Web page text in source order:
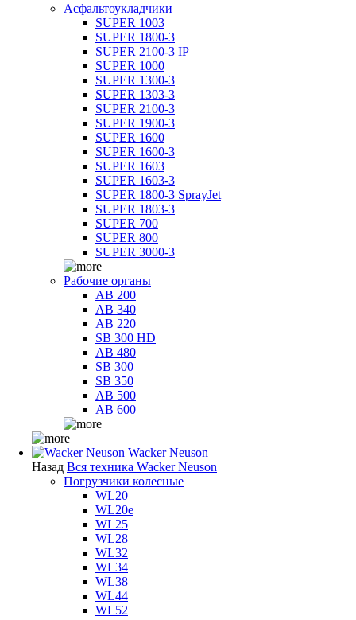
Асфальтоукладчики
SUPER 1003
SUPER 1800-3
SUPER 2100-3 IP
SUPER 1000
SUPER 1300-3
SUPER 1303-3
SUPER 2100-3
SUPER 1900-3
SUPER 1600
SUPER 1600-3
SUPER 1603
SUPER 1603-3
SUPER 1800-3 SprayJet
SUPER 1803-3
SUPER 700
SUPER 800
SUPER 3000-3
Рабочие органы
AB 200
AB 340
AB 220
SB 300 HD
AB 480
SB 300
SB 350
AB 500
AB 600
Wacker Neuson
Назад Вся техника Wacker Neuson
Погрузчики колесные
WL20
WL20e
WL25
WL28
WL32
WL34
WL38
WL44
WL52